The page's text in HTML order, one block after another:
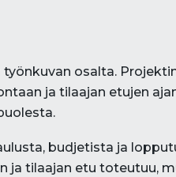
osalta.
ja tilaajan etujen
budjetista ja
ja tilaajan etu toteutuu,